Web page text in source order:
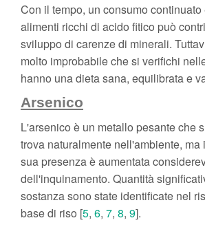
Con il tempo, un consumo
alimenti ricchi di acido fitico può
sviluppo di carenze di minerali.
molto improbabile che si verifichi
hanno una dieta sana, equilibrata e
Arsenico
L'arsenico è un metallo pesante che
trova naturalmente nell'ambiente,
sua presenza è aumentata
dell'inquinamento. Quantità
sostanza sono state identificate nel
base di riso [5, 6, 7, 8, 9].